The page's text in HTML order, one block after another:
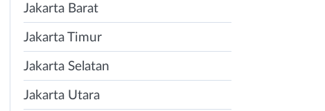
Jakarta Barat
Jakarta Timur
Jakarta Selatan
Jakarta Utara